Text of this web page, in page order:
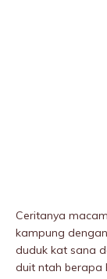
Ceritanya
kampung
duduk kat sana
duit ntah berapa